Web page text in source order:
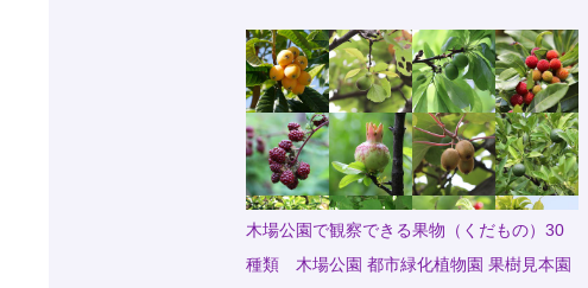
木場公園で観察できる果物（くだもの）30
種類 木場公園 都市緑化植物園 果樹見本園